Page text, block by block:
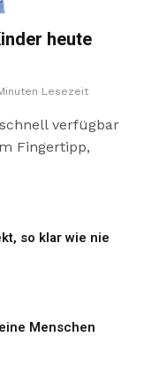
heute
Lesezeit
verfügbar
Fingertipp,
so klar wie nie
Menschen